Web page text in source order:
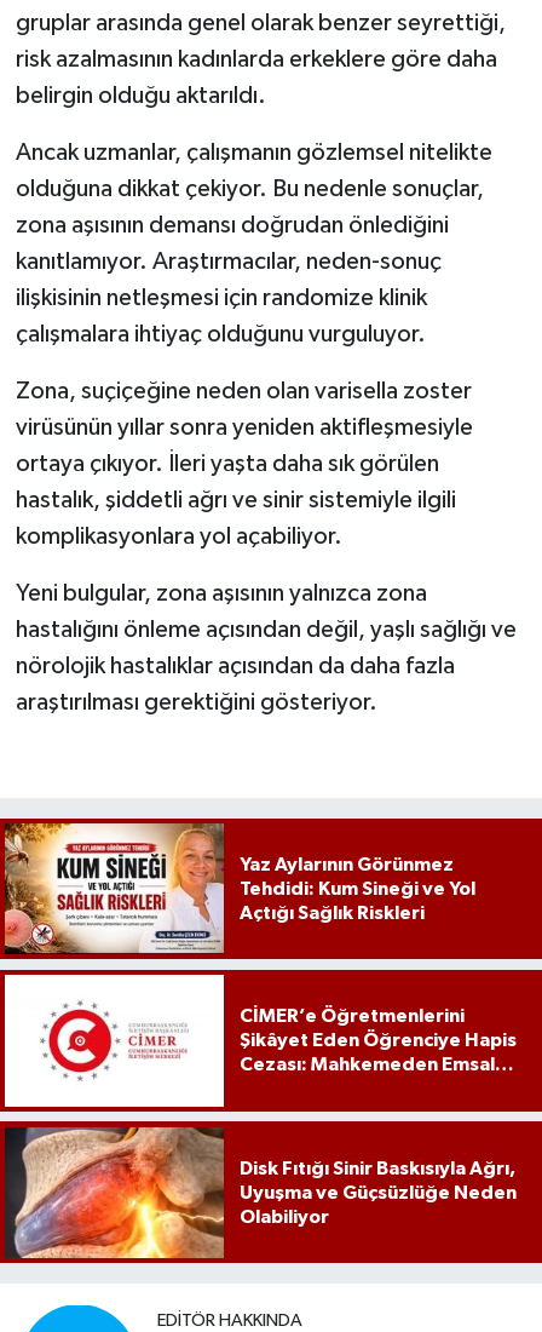
gruplar arasında genel olarak benzer seyrettiği,
risk azalmasının kadınlarda erkeklere göre daha
belirgin olduğu aktarıldı.
Ancak uzmanlar, çalışmanın gözlemsel nitelikte
olduğuna dikkat çekiyor. Bu nedenle sonuçlar,
zona aşısının demansı doğrudan önlediğini
kanıtlamıyor. Araştırmacılar, neden-sonuç
ilişkisinin netleşmesi için randomize klinik
çalışmalara ihtiyaç olduğunu vurguluyor.
Zona, suçiçeğine neden olan varisella zoster
virüsünün yıllar sonra yeniden aktifleşmesiyle
ortaya çıkıyor. İleri yaşta daha sık görülen
hastalık, şiddetli ağrı ve sinir sistemiyle ilgili
komplikasyonlara yol açabiliyor.
Yeni bulgular, zona aşısının yalnızca zona
hastalığını önleme açısından değil, yaşlı sağlığı ve
nörolojik hastalıklar açısından da daha fazla
araştırılması gerektiğini gösteriyor.
Yaz Aylarının Görünmez
Tehdidi: Kum Sineği ve Yol
Açtığı Sağlık Riskleri
CİMER’e Öğretmenlerini
Şikâyet Eden Öğrenciye Hapis
Cezası: Mahkemeden Emsal
Disk Fıtığı Sinir Baskısıyla Ağrı,
Uyuşma ve Güçsüzlüğe Neden
Olabiliyor
EDITÖR HAKKINDA